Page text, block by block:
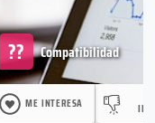
Compatibilidad
??
ME INTERESA